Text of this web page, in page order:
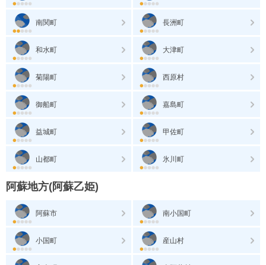
南関町 長洲町
和水町 大津町
菊陽町 西原村
御船町 嘉島町
益城町 甲佐町
山都町 氷川町
阿蘇地方(阿蘇乙姫)
阿蘇市 南小国町
小国町 産山村